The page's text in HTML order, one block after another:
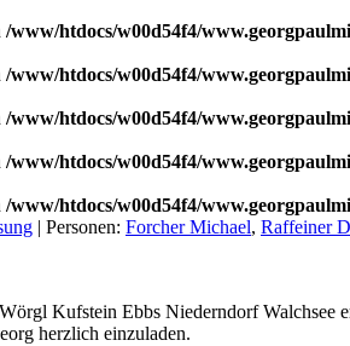
/www/htdocs/w00d54f4/
/www/htdocs/w00d54f4/
/www/htdocs/w00d54f4/
/www/htdocs/w00d54f4/
/www/htdocs/w00d54f4/
| Personen: Forcher Michael, Raffeiner
Kufstein Ebbs Niederndorf Walchsee
herzlich einzuladen.